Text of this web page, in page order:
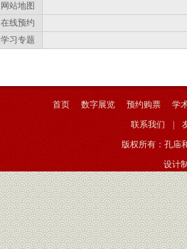
网站地图
在线预约
学习专题
首页 数字展览 预约购票
学
联系我们
版权所有：孔庙
设计